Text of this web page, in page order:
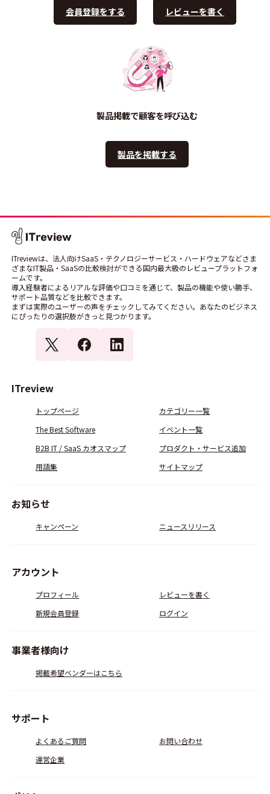
会員登録をする レビューを書く
製品掲載で顧客を呼び込む
製品を掲載する
ITreviewは、法人向けSaaS・テクノロジーサービス・ハードウェアなどさま
ざまなIT製品・SaaSの比較検討ができる国内最大級のレビュープラットフォ
ームです。
導入経験者によるリアルな評価や口コミを通じて、製品の機能や使い勝手、
サポート品質などを比較できます。
まずは実際のユーザーの声をチェックしてみてください。あなたのビジネス
にぴったりの選択肢がきっと見つかります。
ITreview
トップページ
カテゴリー一覧
The Best Software
イベント一覧
B2B IT / SaaS カオスマップ
プロダクト・サービス追加
用語集
サイトマップ
お知らせ
キャンペーン ニュースリリース
アカウント
プロフィール
レビューを書く
新規会員登録
ログイン
事業者様向け
掲載希望ベンダーはこちら
サポート
よくあるご質問
お問い合わせ
運営企業